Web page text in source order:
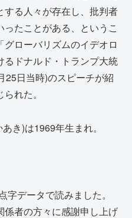
る人々が存在し、批判者
たことがある、というこ
ローバリズムのイデオロ
るドナルド・トランプ大統
25日当時)のスピーチが紹
れた。
き)は1969年生まれ。
データで読みました。
係者の方々に感謝申し上げ